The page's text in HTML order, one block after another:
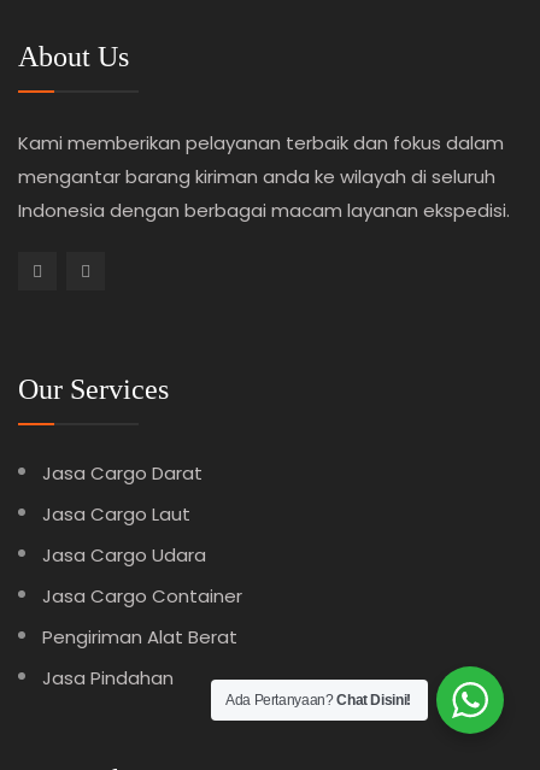
About Us
Kami memberikan pelayanan terbaik dan fokus dalam
mengantar barang kiriman anda ke wilayah di seluruh
Indonesia dengan berbagai macam layanan ekspedisi.
Our Services
Jasa Cargo Darat
Jasa Cargo Laut
Jasa Cargo Udara
Jasa Cargo Container
Pengiriman Alat Berat
Jasa Pindahan
Ada Pertanyaan?Chat Disini!